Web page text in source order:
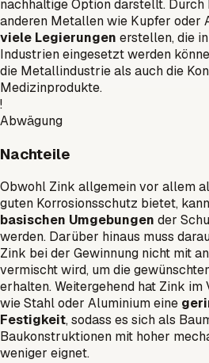
nachhaltige Option darstellt. Durch
anderen Metallen wie Kupfer oder
viele Legierungen erstellen, die
Industrien eingesetzt werden
die Metallindustrie als auch die
Medizinprodukte.
!
Abwägung
Nachteile
Obwohl Zink allgemein vor allem
guten Korrosionsschutz bietet,
basischen Umgebungen der
werden. Darüber hinaus muss
Zink bei der Gewinnung nicht mit
vermischt wird, um die
erhalten. Weitergehend hat Zink
wie Stahl oder Aluminium eine
Festigkeit, sodass es sich als
Baukonstruktionen mit hoher
weniger eignet.